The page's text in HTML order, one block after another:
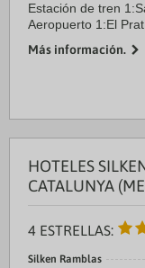
Estación de tren
Aeropuerto 1:El
Centro
Más información.
HOTELES
CATALUNYA
4 ESTRELLAS:
Silken Ramblas